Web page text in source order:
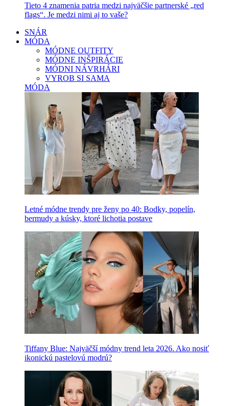
Tieto 4 znamenia patria medzi najväčšie partnerské „red
flags“. Je medzi nimi aj to vaše?
SNÁR
MÓDA
MÓDNE OUTFITY
MÓDNE INŠPIRÁCIE
MÓDNI NÁVRHÁRI
VYROB SI SAMA
MÓDA
Letné módne trendy pre ženy po 40: Bodky, popelín,
bermudy a kúsky, ktoré lichotia postave
Tiffany Blue: Najväčší módny trend leta 2026. Ako nosiť
ikonickú pastelovú modrú?